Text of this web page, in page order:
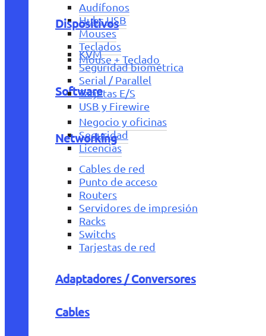
Audífonos
Hubs USB
Mouses
Teclados
Mouse + Teclado
Software
Negocio y oficinas
Seguridad
Licencias
Dispositivos
KVM
Seguridad biométrica
Serial / Parallel
Tarjetas E/S
USB y Firewire
Networking
Cables de red
Punto de acceso
Routers
Servidores de impresión
Racks
Switchs
Tarjestas de red
Adaptadores / Conversores
Cables